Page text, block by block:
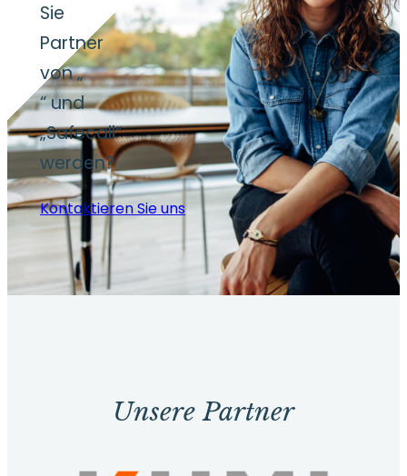
Sie
Partner
von „
“ und
„Safecall“
werden?
Kontaktieren Sie uns
Unsere Partner